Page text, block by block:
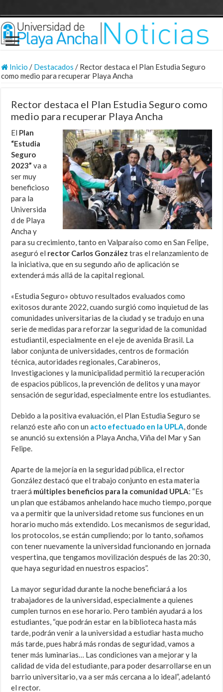
Inicio / Destacados / Rector destaca el Plan Estudia Seguro
como medio para recuperar Playa Ancha
Rector destaca el Plan Estudia Seguro como
medio para recuperar Playa Ancha
El Plan
“Estudia
Seguro
2023” va a
ser muy
beneficioso
para la
Universida
d de Playa
Ancha y
para su crecimiento, tanto en Valparaíso como en San Felipe,
aseguró el rector Carlos González tras el relanzamiento de
la iniciativa, que en su segundo año de aplicación se
extenderá más allá de la capital regional.
«Estudia Seguro» obtuvo resultados evaluados como
exitosos durante 2022, cuando surgió como inquietud de las
comunidades universitarias de la ciudad y se tradujo en una
serie de medidas para reforzar la seguridad de la comunidad
estudiantil, especialmente en el eje de avenida Brasil. La
labor conjunta de universidades, centros de formación
técnica, autoridades regionales, Carabineros,
Investigaciones y la municipalidad permitió la recuperación
de espacios públicos, la prevención de delitos y una mayor
sensación de seguridad, especialmente entre los estudiantes.
Debido a la positiva evaluación, el Plan Estudia Seguro se
relanzó este año con un acto efectuado en la UPLA, donde
se anunció su extensión a Playa Ancha, Viña del Mar y San
Felipe.
Aparte de la mejoría en la seguridad pública, el rector
González destacó que el trabajo conjunto en esta materia
traerá múltiples beneficios para la comunidad UPLA: “Es
un plan que estábamos anhelando hace mucho tiempo, porque
va a permitir que la universidad retome sus funciones en un
horario mucho más extendido. Los mecanismos de seguridad,
los protocolos, se están cumpliendo; por lo tanto, soñamos
con tener nuevamente la universidad funcionando en jornada
vespertina, que tengamos movilización después de las 20:30,
que haya seguridad en nuestros espacios”.
La mayor seguridad durante la noche beneficiará a los
trabajadores de la universidad, especialmente a quienes
cumplen turnos en ese horario. Pero también ayudará a los
estudiantes, “que podrán estar en la biblioteca hasta más
tarde, podrán venir a la universidad a estudiar hasta mucho
más tarde, pues habrá más rondas de seguridad, vamos a
tener más luminarias… Las condiciones van a mejorar y la
calidad de vida del estudiante, para poder desarrollarse en un
barrio universitario, va a ser más cercana a lo ideal”, adelantó
el rector.